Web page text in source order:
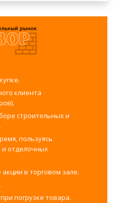
клиента
строительных и
пользуясь
и отделочных
в торговом зале.
погрузке товара.